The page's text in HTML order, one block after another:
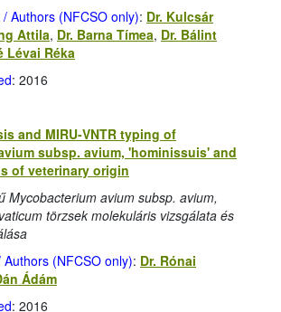
/ Authors (NFCSO only): Dr. Kulcsár
Attila, Dr. Barna Tímea, Dr. Bálint
Lévai Réka
: 2016
and MIRU-VNTR typing of
subsp. avium, 'hominissuis' and
of veterinary origin
Mycobacterium avium subsp. avium,
törzsek molekuláris vizsgálata és
Authors (NFCSO only): Dr. Rónai
Ádám
: 2016